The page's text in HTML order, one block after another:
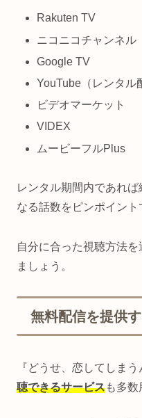
Rakuten TV
ニコニコチャンネル
Google TV
YouTube（レンタル
ビデオマーケット
VIDEX
ムービーフルPlus
レンタル期間内であれ
なる話数をピンポイント
自分に合った視聴方法
ましょう。
無料配信を提供
『どうせ、恋してしま
聴できるサービスも多数